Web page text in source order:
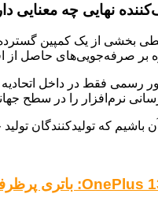
نهایی چه معنایی
نرم‌افزار را در سطح
که تولیدکنندگان